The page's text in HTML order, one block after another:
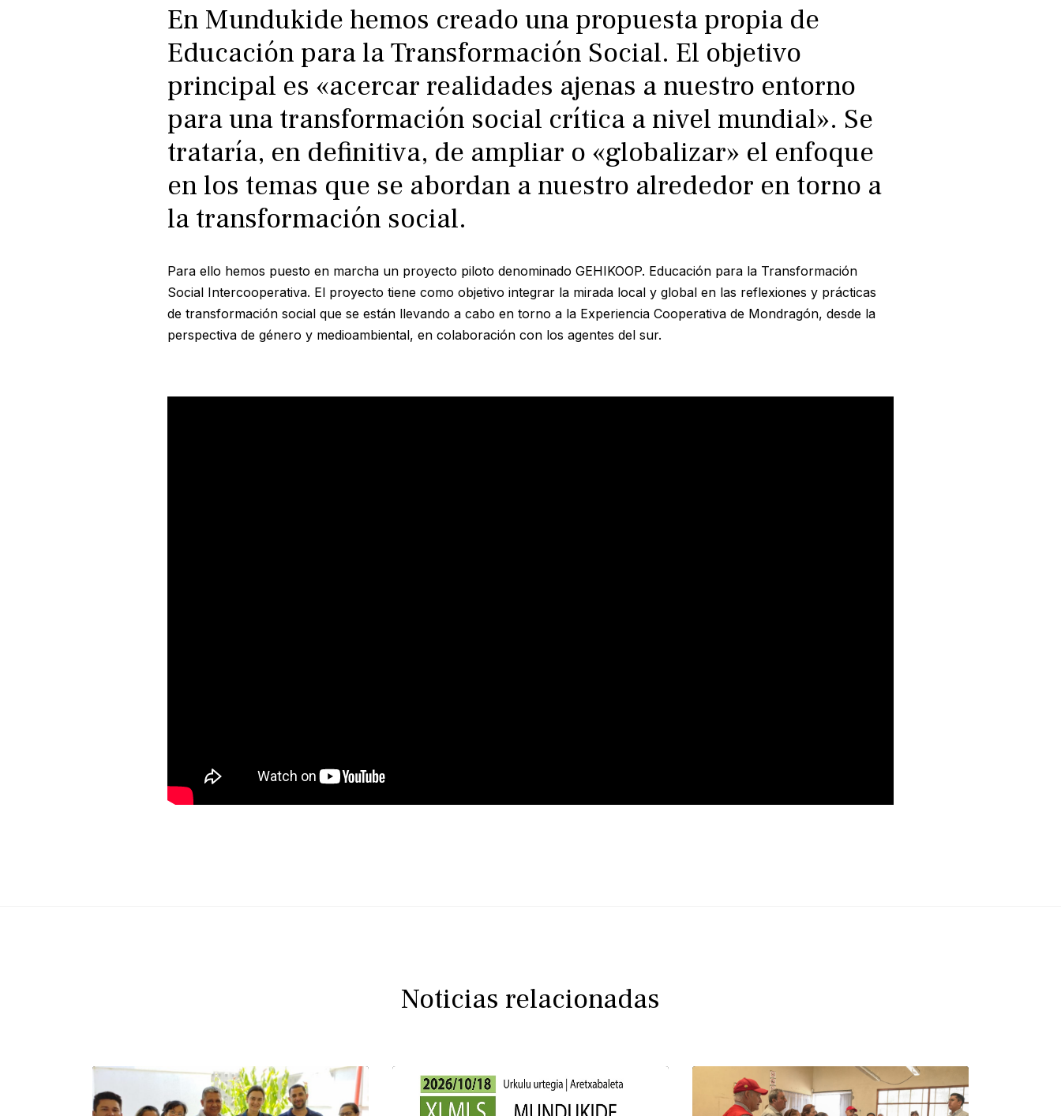
En Mundukide hemos creado una propuesta propia de
Educación para la Transformación Social. El objetivo
principal es «acercar realidades ajenas a nuestro entorno
para una transformación social crítica a nivel mundial». Se
trataría, en definitiva, de ampliar o «globalizar» el enfoque
en los temas que se abordan a nuestro alrededor en torno a
la transformación social.
Para ello hemos puesto en marcha un proyecto piloto denominado GEHIKOOP. Educación para la Transformación
Social Intercooperativa. El proyecto tiene como objetivo integrar la mirada local y global en las reflexiones y prácticas
de transformación social que se están llevando a cabo en torno a la Experiencia Cooperativa de Mondragón, desde la
perspectiva de género y medioambiental, en colaboración con los agentes del sur.
Noticias relacionadas